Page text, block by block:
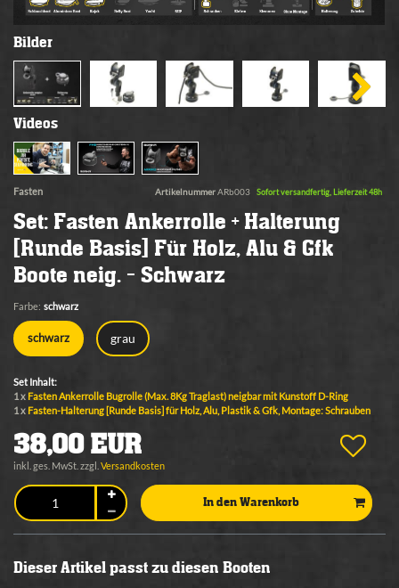
Bilder
Videos
Fasten ArtikelnummerARb003 Sofort versandfertig, Lieferzeit 48h
Set: Fasten Ankerrolle + Halterung
[Runde Basis] Für Holz, Alu & Gfk
Boote neig. - Schwarz
Farbe: schwarz
schwarz grau
Set Inhalt:
1 x Fasten Ankerrolle Bugrolle (Max. 8Kg Traglast) neigbar mit Kunstoff D-Ring
1 x Fasten-Halterung [Runde Basis] für Holz, Alu, Plastik & Gfk, Montage: Schrauben
38,00 EUR
inkl. ges. MwSt. zzgl. Versandkosten
In den Warenkorb
Dieser Artikel passt zu diesen Booten